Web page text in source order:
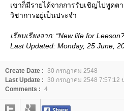
เขาก็มีรายได้จากการรับเชิญไปพูด
วิชาการอยู่เป็นประจำ
เรียบเรียงจาก: “New life for
Last Updated: Monday, 25 June,
Create Date : 30 กรกฎาคม 2548
Last Update : 30 กรกฎาคม 2548 7:57:12
Comments : 4